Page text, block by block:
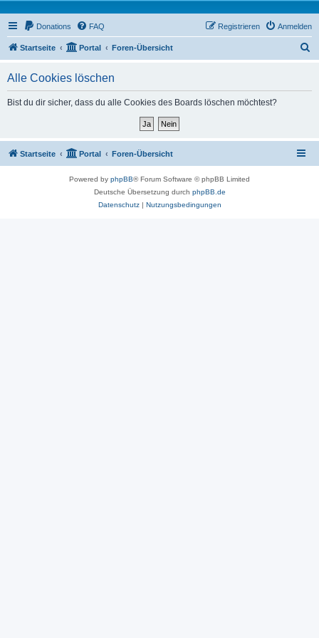
Donations FAQ Anmelden
Registrieren
Startseite Portal Foren-Übersicht
Alle Cookies löschen
Bist du dir sicher, dass du alle Cookies des Boards löschen möchtest?
Startseite Portal Foren-Übersicht
Powered by phpBB® Forum Software © phpBB Limited
Deutsche Übersetzung durch phpBB.de
Datenschutz| Nutzungsbedingungen